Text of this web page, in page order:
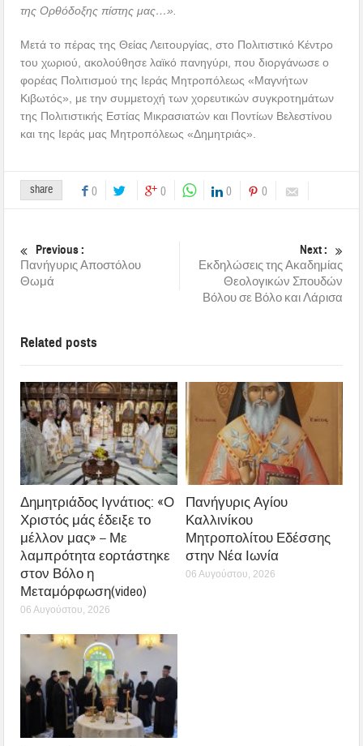
της Ορθόδοξης πίστης μας…».
Μετά το πέρας της Θείας Λειτουργίας, στο Πολιτιστικό Κέντρο
του χωριού, ακολούθησε λαϊκό πανηγύρι, που διοργάνωσε ο
φορέας Πολιτισμού της Ιεράς Μητροπόλεως «Μαγνήτων
Κιβωτός», με την συμμετοχή των χορευτικών συγκροτημάτων
της Πολιτιστικής Εστίας Μικρασιατών και Ποντίων Βελεστίνου
και της Ιεράς μας Μητροπόλεως «Δημητριάς».
share 0 0 0 0
Previous :
Πανήγυρις Αποστόλου
Θωμά
Next :
Εκδηλώσεις της Ακαδημίας
Θεολογικών Σπουδών
Βόλου σε Βόλο και Λάρισα
Related posts
Δημητριάδος Ιγνάτιος: «Ο
Χριστός μάς έδειξε το
μέλλον μας» – Με
λαμπρότητα εορτάστηκε
στον Βόλο η
Μεταμόρφωση(video)
06 Αυγούστου, 2026
Πανήγυρις Αγίου
Καλλινίκου
Μητροπολίτου Εδέσσης
στην Νέα Ιωνία
06 Αυγούστου, 2026